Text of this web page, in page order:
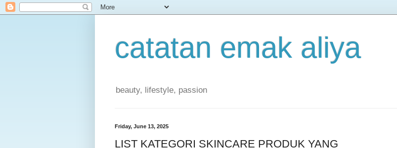
catatan emak aliya
beauty, lifestyle, passion
Friday, June 13, 2025
LIST KATEGORI SKINCARE PRODUK YANG